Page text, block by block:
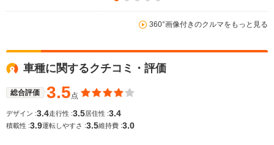
排気量
駆動方式
1600～5200cc
FR、4WD
360°画像付きのクルマをもっと見る
車種に関するクチコミ・評価
総合評価 3.5点
デザイン :3.4走行性 :3.5居住性 :3.4
積載性 :3.9運転しやすさ :3.5維持費 :3.0